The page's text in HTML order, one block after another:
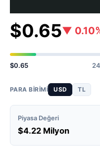
$0.65▼
$0.65
PARA BIRIMI USD TL
Piyasa Değeri
$4.22 Milyon